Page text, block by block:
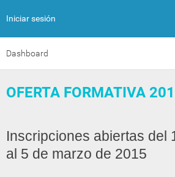
Iniciar sesión
Dashboard
OFERTA FORMATIVA
Inscripciones abiertas del
al 5 de marzo de 2015